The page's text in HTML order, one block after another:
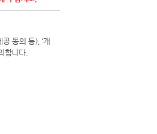
동의 등), ‘개
합니다.